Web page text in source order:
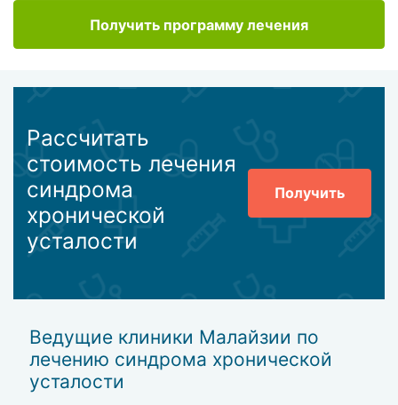
Получить программу лечения
Рассчитать
стоимость лечения
синдрома
хронической
усталости
Получить
Ведущие клиники Малайзии по
лечению синдрома хронической
усталости